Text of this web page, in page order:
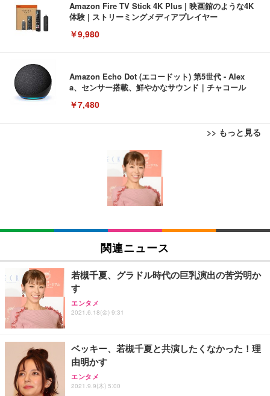
Amazon Fire TV Stick 4K Plus | 映画館のような4K
体験 | ストリーミングメディアプレイヤー
￥9,980
Amazon Echo Dot (エコードット) 第5世代 - Alex
a、センサー搭載、鮮やかなサウンド｜チャコール
￥7,480
>> もっと見る
[EdoErgo] オフィスチェア 椅子 テレワーク 疲れな
い 跳ね上げ式アームレスト コンパクト 約105度ロッ
キング pc 事務椅子 360度回転 座面昇降 強化ナイロ
ン樹脂ベース 通気性メッシュ 在宅ワーク H-WY01
(黒網+黒枠+黒足)
SIHOO B100 オフィスチェア／デスクチェア メッシ
ュチェア 人間工学 疲れない ブラック
￥27,999
Sezlife オフィスチェア デスクチェア 疲れない テレ
ワーク チェア 強化バックレスト 30度ロッキング機
能 人間工学 椅子 腰サポート 90度跳ね上げ式アーム
務用 おしゃれ パソコンチェア (ブラック)
Sezlife オフィスチェア デスクチェア 疲れない テレ
ワーク チェア 強化バックレスト 30度ロッキング機
能 人間工学 椅子 腰サポート 90度跳ね上げ式アーム
EIZO ビジネス向けプレミアムモニター | FlexScan
EV3240X-WT | 31.5型4K UHD・USB Type-C・ホワ
￥105,595
EIZO ビジネス向けプレミアムモニター | FlexScan
￥109,572
【純正品】27"ゲーミングモニター DualSense 充電
フック付き（CFI-ZDM1J）
【整備済み品】Dell E2724HS 27インチ 液晶モニタ
ー フルHD（1920×1080）VA 非光沢 HDMI/DisplayP
ort/VGA スピーカー内蔵 高さ調整 スイベル VESA対
Amazonベーシック ペットシーツ 薄型 レギュラー 1
回使い捨て 無香料 ホワイト 300枚
Amazonベーシック ペットシーツ 厚型 ワイド 42枚
x2袋(84枚) ホワイト(吸収面:ライトブルー)
￥3,234
ネオ・ルーライフ ネオ・オムツ L 中型犬用 26枚入
り 単品
Smart Basic(スマートベーシック) 【Amazon.co.jp
限定】 Smart Basic アイリスオーヤマ ペットシーツ
超厚型 お徳用 ワイド 100枚入 (x 1) (ケース販売)
関連ニュース
若槻千夏、グラドル時代の巨乳演出の苦労明か
す
エンタメ
2021.6.18(金) 9:31
ベッキー、若槻千夏と共演したくなかった！理
由明かす
エンタメ
2021.9.9(木) 5:00